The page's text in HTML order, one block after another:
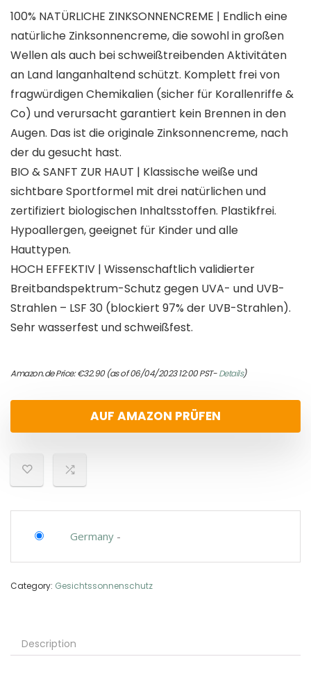
100% NATÜRLICHE ZINKSONNENCREME | Endlich eine
natürliche Zinksonnencreme, die sowohl in großen
Wellen als auch bei schweißtreibenden Aktivitäten
an Land langanhaltend schützt. Komplett frei von
fragwürdigen Chemikalien (sicher für Korallenriffe &
Co) und verursacht garantiert kein Brennen in den
Augen. Das ist die originale Zinksonnencreme, nach
der du gesucht hast.
BIO & SANFT ZUR HAUT | Klassische weiße und
sichtbare Sportformel mit drei natürlichen und
zertifiziert biologischen Inhaltsstoffen. Plastikfrei.
Hypoallergen, geeignet für Kinder und alle
Hauttypen.
HOCH EFFEKTIV | Wissenschaftlich validierter
Breitbandspektrum-Schutz gegen UVA- und UVB-
Strahlen – LSF 30 (blockiert 97% der UVB-Strahlen).
Sehr wasserfest und schweißfest.
Amazon.de Price:€32.90(as of 06/04/2023 12:00 PST-Details)
AUF AMAZON PRÜFEN
Germany -
Category: Gesichtssonnenschutz
Description